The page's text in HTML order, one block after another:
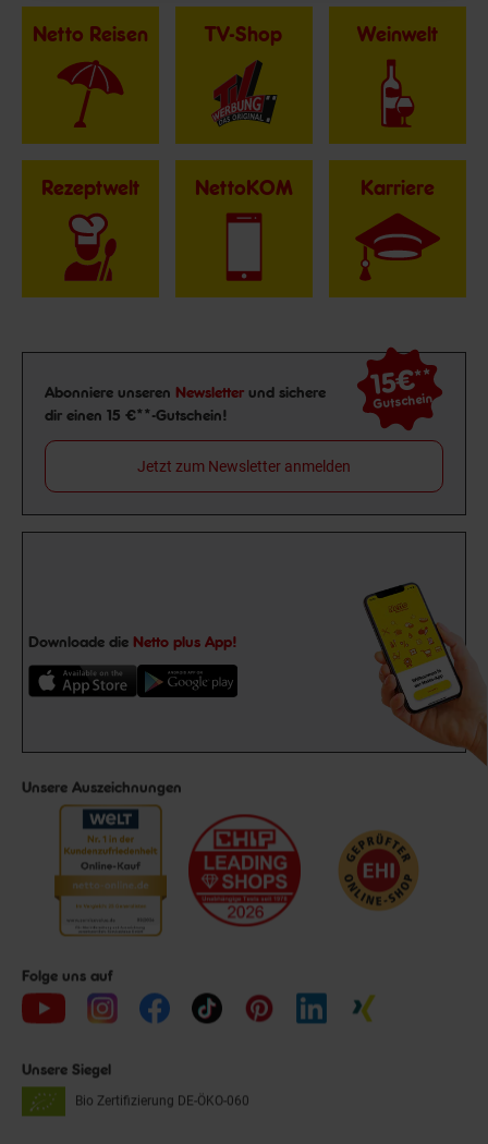
Netto Reisen TV-Shop Weinwelt
Rezeptwelt NettoKOM Karriere
Newsletter Anmeldung
Abonniere unseren Newsletter und sichere
dir einen 15 €**-Gutschein!
15€**
Gutschein
Jetzt zum Newsletter anmelden
Downloade die Netto plus App!
Unsere Auszeichnungen
Folge uns auf
Unsere Siegel
Bio Zertifizierung DE-ÖKO-060